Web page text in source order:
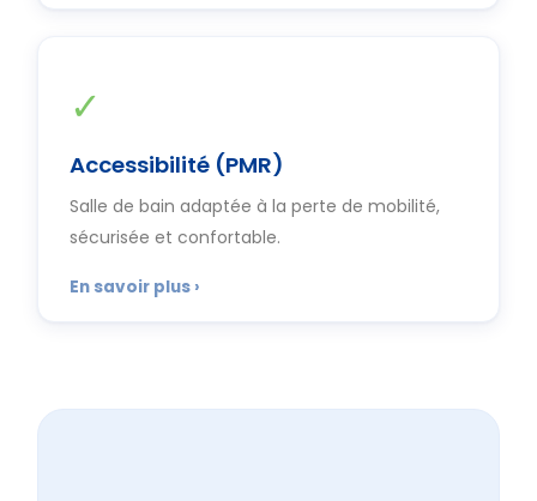
✓
Accessibilité (PMR)
Salle de bain adaptée à la perte de mobilité,
sécurisée et confortable.